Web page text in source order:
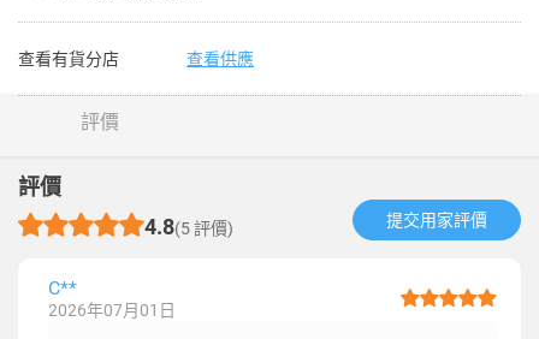
查看有貨分店 查看供應
評價
評價
4.8(5 評價) 提交用家評價​
C**
2026年07月01日